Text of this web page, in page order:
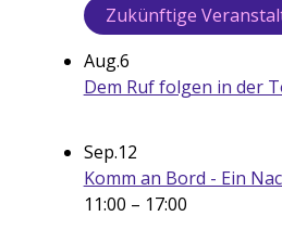
Zukünftige
Aug.6
Dem Ruf folgen in der
Sep.12
Komm an Bord - Ein
11:00 – 17:00